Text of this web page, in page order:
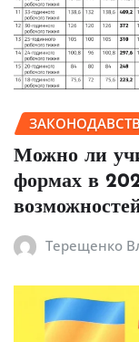
Можно ли
формах в
Терещенко